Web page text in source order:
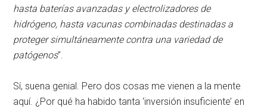
hasta baterías avanzadas y electrolizadores de
hidrógeno, hasta vacunas combinadas destinadas a
proteger simultáneamente contra una variedad de
patógenos”.
Sí, suena genial. Pero dos cosas me vienen a la mente
aquí. ¿Por qué ha habido tanta ‘inversión insuficiente’ en